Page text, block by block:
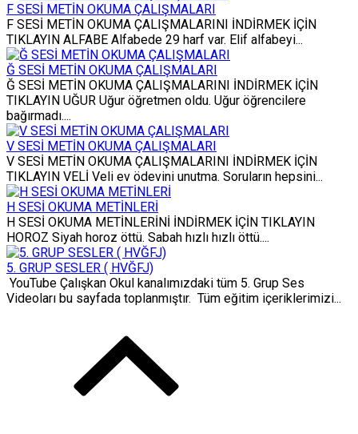
F SESİ METİN OKUMA ÇALIŞMALARI
F SESİ METİN OKUMA ÇALIŞMALARINI İNDİRMEK İÇİN
TIKLAYIN ALFABE Alfabede 29 harf var. Elif alfabeyi...
Ğ SESİ METİN OKUMA ÇALIŞMALARI
Ğ SESİ METİN OKUMA ÇALIŞMALARINI İNDİRMEK İÇİN
TIKLAYIN UĞUR Uğur öğretmen oldu. Uğur öğrencilere
bağırmadı....
V SESİ METİN OKUMA ÇALIŞMALARI
V SESİ METİN OKUMA ÇALIŞMALARINI İNDİRMEK İÇİN
TIKLAYIN VELİ Veli ev ödevini unutma. Soruların hepsini...
H SESİ OKUMA METİNLERİ
H SESİ OKUMA METİNLERİNİ İNDİRMEK İÇİN TIKLAYIN
HOROZ Siyah horoz öttü. Sabah hızlı hızlı öttü....
5. GRUP SESLER ( HVĞFJ)
YouTube Çalışkan Okul kanalımızdaki tüm 5. Grup Ses
Videoları bu sayfada toplanmıştır. Tüm eğitim içeriklerimizi...